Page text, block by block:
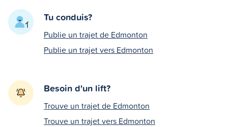
Tu conduis?
Publie un trajet de Edmonton
Publie un trajet vers Edmonton
Besoin d'un lift?
Trouve un trajet de Edmonton
Trouve un trajet vers Edmonton